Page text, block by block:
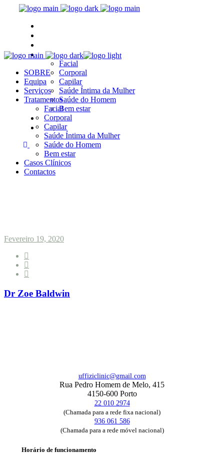
Tratamentos
Facial
Corporal
Capilar
Saúde Íntima da Mulher
Saúde do Homem
Bem estar
Casos Clínicos
Contactos
SOBRE
Equipa
Serviços
Tratamentos
Facial
Corporal
Capilar
Saúde Íntima da Mulher
Saúde do Homem
Bem estar
Casos Clínicos
Contactos
Fevereiro 19, 2020
Dr Zoe Baldwin
uffiziclinic@gmail.com
Rua Pedro Homem de Melo, 415
4150-600 Porto
22 010 2974
(Chamada para a rede fixa nacional)
936 061 586
(Chamada para a rede móvel nacional)
Horário de funcionamento